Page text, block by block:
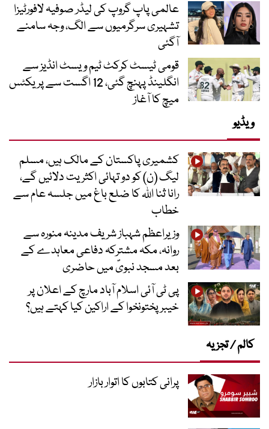
عالمی پاپ گروپ کی لیڈر صوفیہ لافورٹیزا
تشہیری سرگرمیوں سے الگ، وجہ سامنے
آگئی
قومی ٹیسٹ کرکٹ ٹیم ویسٹ انڈیز سے
انگلینڈ پہنچ گئی، 12 اگست سے پریکٹس
میچ کا آغاز
ویڈیو
کشمیری پاکستان کے مالک ہیں، مسلم
لیگ (ن) کو دو تہائی اکثریت دلائیں گے،
رانا ثنا اللہ کا ضلع باغ میں جلسہ عام سے
خطاب
وزیراعظم شہباز شریف مدینہ منورہ سے
روانہ، مکہ مشترکہ دفاعی معاہدے کے
بعد مسجد نبویؐ میں حاضری
پی ٹی آئی اسلام آباد مارچ کے اعلان پر
خیبر پختونخوا کے اراکین کیا کہتے ہیں؟
کالم / تجزیہ
پرانی کتابوں کا اتوار بازار